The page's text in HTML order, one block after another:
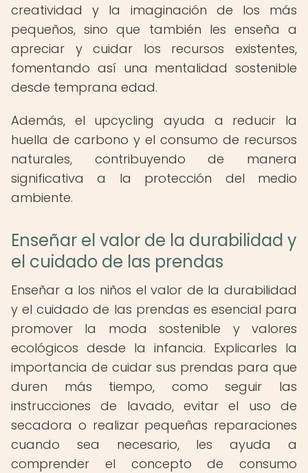
creatividad y la imaginación de los más
pequeños, sino que también les enseña a
apreciar y cuidar los recursos existentes,
fomentando así una mentalidad sostenible
desde temprana edad.
Además, el upcycling ayuda a reducir la
huella de carbono y el consumo de recursos
naturales, contribuyendo de manera
significativa a la protección del medio
ambiente.
Enseñar el valor de la durabilidad y
el cuidado de las prendas
Enseñar a los niños el valor de la durabilidad
y el cuidado de las prendas es esencial para
promover la moda sostenible y valores
ecológicos desde la infancia. Explicarles la
importancia de cuidar sus prendas para que
duren más tiempo, como seguir las
instrucciones de lavado, evitar el uso de
secadora o realizar pequeñas reparaciones
cuando sea necesario, les ayuda a
comprender el concepto de consumo